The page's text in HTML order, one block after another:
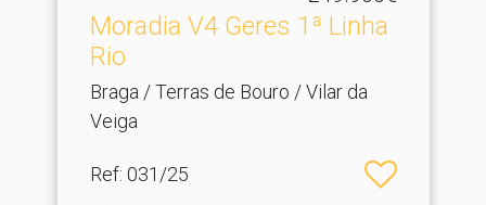
Moradia V4 Geres 1ª Linha
Rio
Braga / Terras de Bouro / Vilar da
Veiga
Ref: 031/25